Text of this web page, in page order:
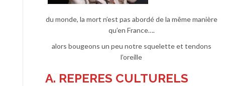
du monde, la mort n’est pas abordé de la même manière
qu’en France….
alors bougeons un peu notre squelette et tendons
l’oreille
A. REPERES CULTURELS